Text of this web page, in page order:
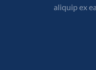
aliquip ex